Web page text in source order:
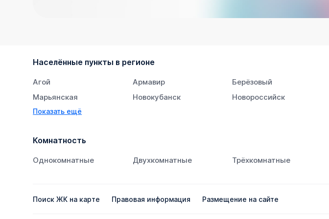
Населённые пункты в регионе
Агой Армавир Берёзовый
Марьянская
Новокубанск Новороссийск
Супсех
Показать ещё
Комнатность
Однокомнатные Двухкомнатные Трёхкомнатные
Поиск ЖК на карте Правовая информация Размещение на сайте